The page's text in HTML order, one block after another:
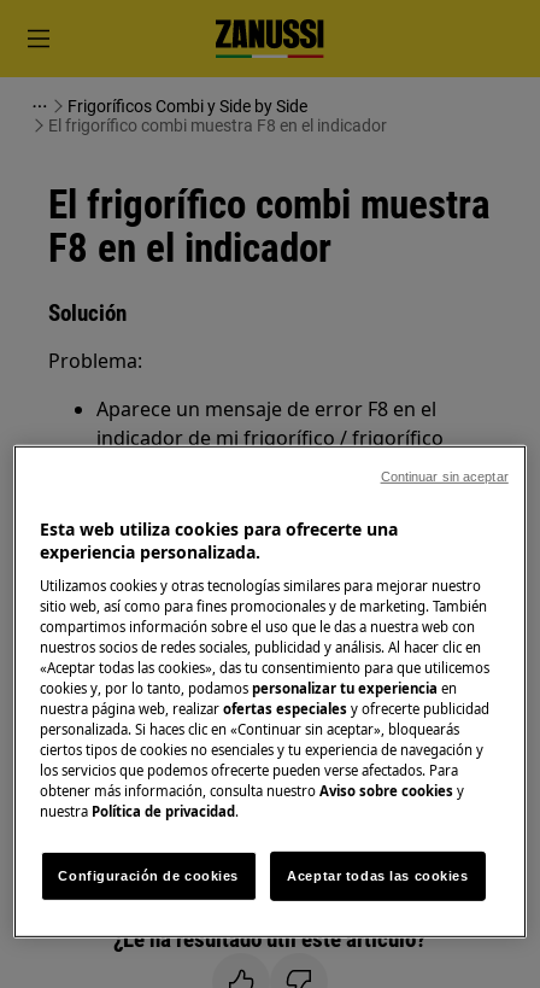
Frigoríficos Combi y Side by Side
El frigorífico combi muestra F8 en el indicador
El frigorífico combi muestra
F8 en el indicador
Solución
Problema:
Aparece un mensaje de error F8 en el
indicador de mi frigorífico / frigorífico
Frigoríficos
Frigoríficos combi
Solución:
1. Póngase en contacto con el Servicio técnico
oficial.
El mensaje de error F8 en el indicador, es señal
de un problema con el sistema de
descongelamiento.
Recomendamos solicitar la visita de nuestro
Servicio Técnico Oficial.
¿Le ha resultado útil este artículo?
Esta web utiliza cookies para ofrecerte una
experiencia personalizada.
Utilizamos cookies y otras tecnologías similares para mejorar nuestro
sitio web, así como para fines promocionales y de marketing. También
compartimos información sobre el uso que le das a nuestra web con
nuestros socios de redes sociales, publicidad y análisis. Al hacer clic en
«Aceptar todas las cookies», das tu consentimiento para que utilicemos
cookies y, por lo tanto, podamospersonalizar tu experienciaen
nuestra página web, realizarofertas especiales y ofrecerte publicidad
personalizada. Si haces clic en «Continuar sin aceptar», bloquearás
ciertos tipos de cookies no esenciales y tu experiencia de navegación y
los servicios que podemos ofrecerte pueden verse afectados. Para
obtener más información, consulta nuestroAviso sobre cookies y
nuestra Política de privacidad .
Configuración de cookies Aceptar todas las cookies
Continuar sin aceptar